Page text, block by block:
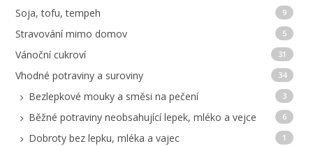
Soja, tofu, tempeh 9
Stravování mimo domov 5
Vánoční cukroví 31
Vhodné potraviny a suroviny 34
Bezlepkové mouky a směsi na pečení 3
Běžné potraviny neobsahující lepek, mléko a vejce 6
Dobroty bez lepku, mléka a vajec 1